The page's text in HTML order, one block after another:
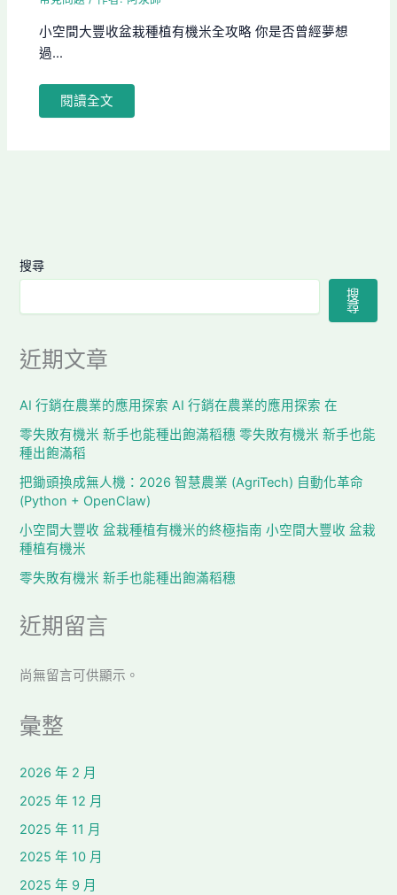
小空間大豐收盆栽種植有機米全攻略 你是否曾經夢想
過...
閱讀全文
搜尋
搜
尋
近期文章
AI 行銷在農業的應用探索 AI 行銷在農業的應用探索 在
零失敗有機米 新手也能種出飽滿稻穗 零失敗有機米 新手也能
種出飽滿稻
把鋤頭換成無人機：2026 智慧農業 (AgriTech) 自動化革命
(Python + OpenClaw)
小空間大豐收 盆栽種植有機米的終極指南 小空間大豐收 盆栽
種植有機米
零失敗有機米 新手也能種出飽滿稻穗
近期留言
尚無留言可供顯示。
彙整
2026 年 2 月
2025 年 12 月
2025 年 11 月
2025 年 10 月
2025 年 9 月